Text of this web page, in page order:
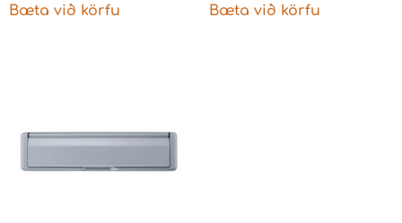
Bæta við körfu Bæta við körfu